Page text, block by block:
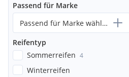
Passend für Marke
Passend für Marke wählen...
Reifentyp
Sommerreifen 4
Winterreifen